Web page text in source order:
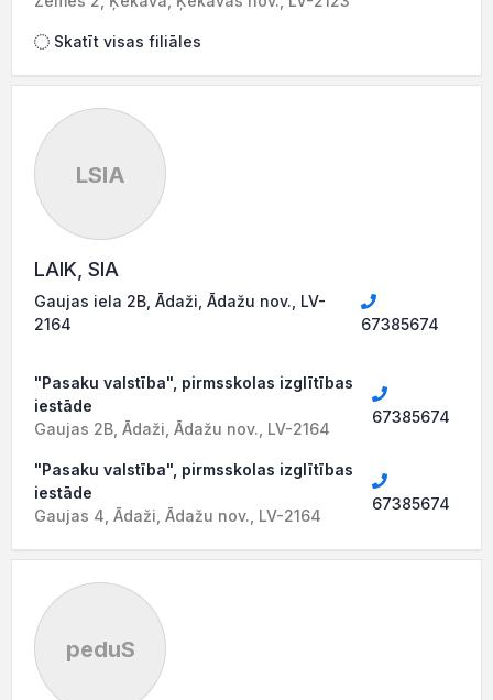
Skatīt visas filiāles
LSIA
LAIK, SIA
Gaujas iela 2B, Ādaži, Ādažu nov., LV-
2164
67385674
"Pasaku valstība", pirmsskolas izglītības
iestāde
Gaujas 2B, Ādaži, Ādažu nov., LV-2164
67385674
"Pasaku valstība", pirmsskolas izglītības
iestāde
Gaujas 4, Ādaži, Ādažu nov., LV-2164
67385674
peduS